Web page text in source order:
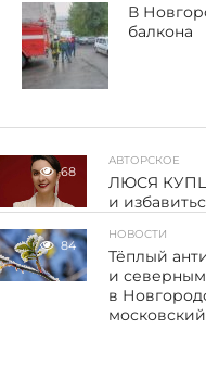
В
балкона
68
АВТОРСКОЕ
ЛЮСЯ
и
84
НОВОСТИ
Тёплый
и
в